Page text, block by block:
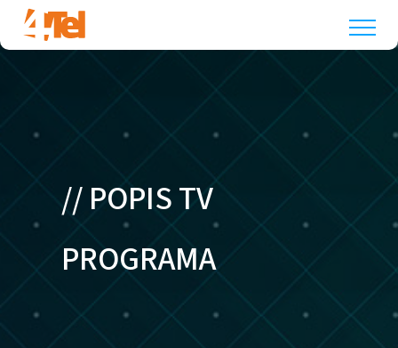
// POPIS TV
PROGRAMA